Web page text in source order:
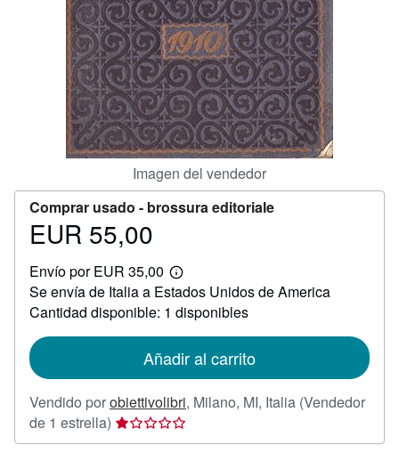
Imagen del vendedor
Comprar usado - brossura editoriale
Precio
55,00
EUR 55,00
Envío por EUR 35,00
Más
información
sobre
las
envío
Se envía de Italia a Estados Unidos de America
Cantidad disponible: 1 disponibles
Añadir al carrito
Vendido porobiettivolibri, Milano, MI, Italia (Vendedor
de 1 estrella) Calificación
del